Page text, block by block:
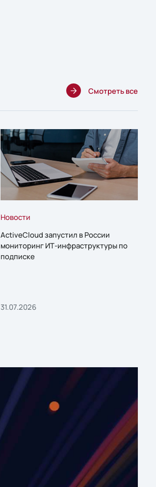
Смотреть все
Новости
ActiveCloud запустил в России
мониторинг ИТ-инфраструктуры по
подписке
31.07.2026